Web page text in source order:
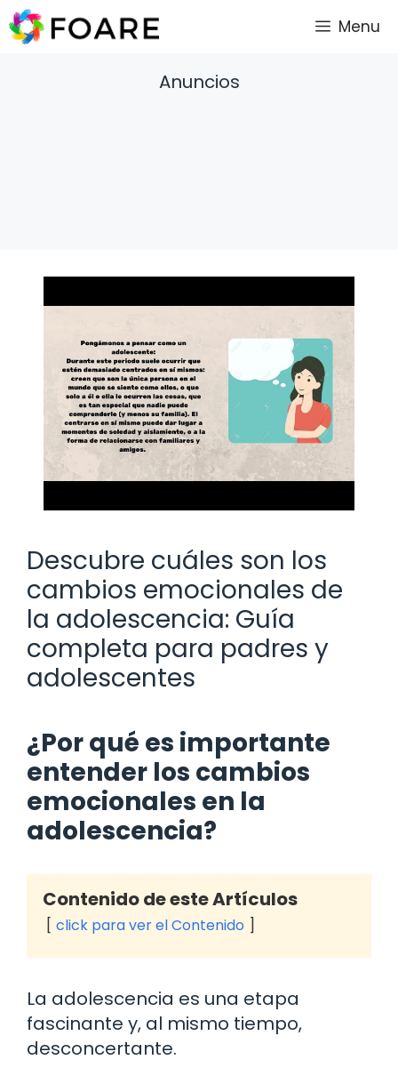
Saltar
al
Menu
Anuncios
Descubre cuáles son los
cambios emocionales de
la adolescencia: Guía
completa para padres y
adolescentes
¿Por qué es importante
entender los cambios
emocionales en la
adolescencia?
Contenido de este Artículos
click para ver el Contenido
La adolescencia es una etapa
fascinante y, al mismo tiempo,
desconcertante.